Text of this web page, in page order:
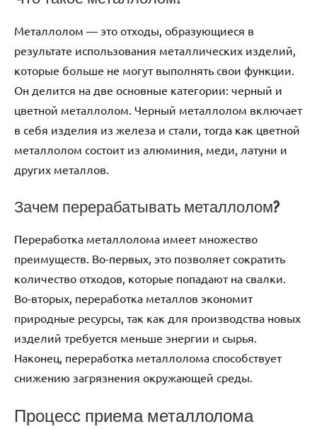
Металлолом — это отходы, образующиеся в
результате использования металлических изделий,
которые больше не могут выполнять свои функции.
Он делится на две основные категории: черный и
цветной металлолом. Черный металлолом включает
в себя изделия из железа и стали, тогда как цветной
металлолом состоит из алюминия, меди, латуни и
других металлов.
Зачем перерабатывать металлолом?
Переработка металлолома имеет множество
преимуществ. Во-первых, это позволяет сократить
количество отходов, которые попадают на свалки.
Во-вторых, переработка металлов экономит
природные ресурсы, так как для производства новых
изделий требуется меньше энергии и сырья.
Наконец, переработка металлолома способствует
снижению загрязнения окружающей среды.
Процесс приема металлолома